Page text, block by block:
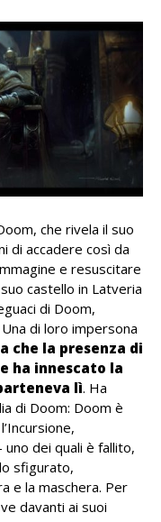
che rivela il suo
di accadere così da
e resuscitare
castello in Latveria
di Doom,
di loro impersona
che la presenza di
ha innescato la
lì. Ha
di Doom: Doom è
dei quali è fallito,
sfigurato,
e la maschera. Per
davanti ai suoi